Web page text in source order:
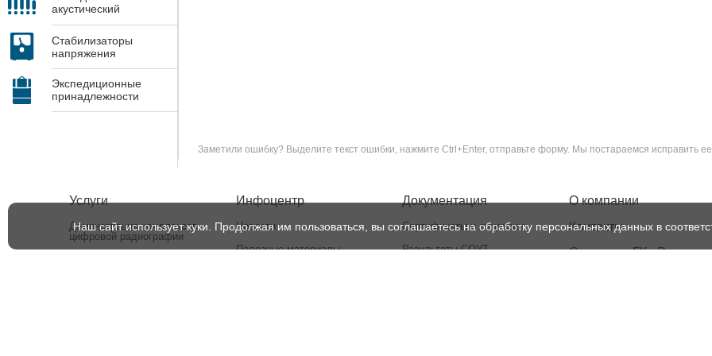
акустический
Стабилизаторы
напряжения
Экспедиционные
принадлежности
Заметили ошибку? Выделите текст ошибки, нажмите Ctrl+Enter, отправьте форму. Мы постараемся исправить
Услуги
Демонстрация комплексов
цифровой радиографии
Инфоцентр
Новости
Полезные материалы
Документация
Сертификаты и лицензии
Результаты СОУТ
О компании
Контакты
Структура ГК «Рентест»
Наш сайт использует куки. Продолжая им пользоваться, вы соглашаетесь на обработку персональных данных в